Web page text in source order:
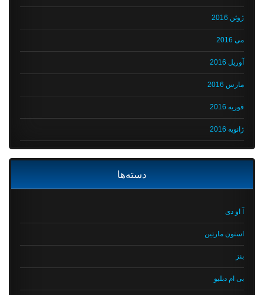
ژوئن 2016
می 2016
آوریل 2016
مارس 2016
فوریه 2016
ژانویه 2016
دسته‌ها
آ او دی
استون مارتین
بی ام دبلیو